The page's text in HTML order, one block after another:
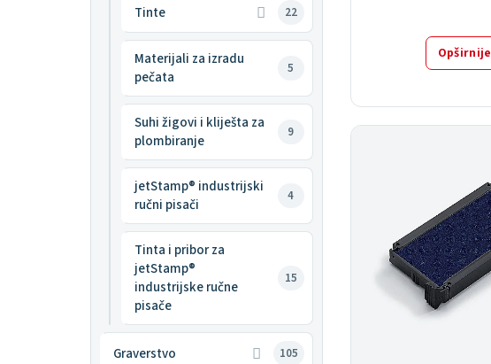
Tinte 22
Materijali za izradu
pečata
5
Suhi žigovi i kliješta za
plombiranje
9
jetStamp® industrijski
ručni pisači
4
Tinta i pribor za
jetStamp®
industrijske ručne
pisače
15
Graverstvo 105
Opširnije